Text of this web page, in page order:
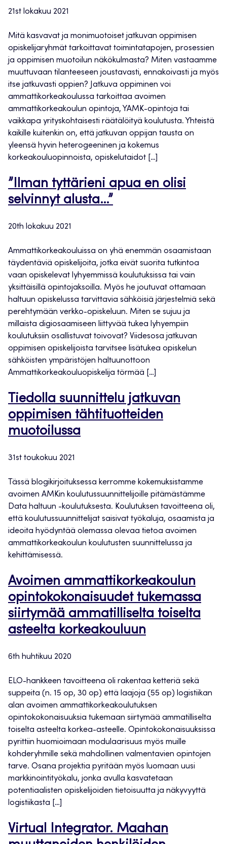
21st lokakuu 2021
Mitä kasvavat ja monimuotoiset jatkuvan oppimisen
opiskelijaryhmät tarkoittavat toimintatapojen, prosessien
ja oppimisen muotoilun näkökulmasta? Miten vastaamme
muuttuvaan tilanteeseen joustavasti, ennakoivasti ja myös
itse jatkuvasti oppien? Jatkuva oppiminen voi
ammattikorkeakoulussa tarkoittaa avoimen
ammattikorkeakoulun opintoja, YAMK-opintoja tai
vaikkapa yrityskohtaisesti räätälöityä koulutusta. Yhteistä
kaikille kuitenkin on, että jatkuvan oppijan tausta on
yleensä hyvin heterogeeninen ja kokemus
korkeakouluopinnoista, opiskelutaidot […]
”Ilman tyttärieni apua en olisi
selvinnyt alusta…”
20th lokakuu 2021
Ammattikorkeakouluissa on yhä enemmän osaamistaan
täydentäviä opiskelijoita, jotka eivät suorita tutkintoa
vaan opiskelevat lyhyemmissä koulutuksissa tai vain
yksittäisillä opintojaksoilla. Myös he joutuvat ottamaan
haltuun opiskelussa tarvittavia sähköisiä järjestelmiä sekä
perehtymään verkko-opiskeluun. Miten se sujuu ja
millaista digiosaamiseen liittyvää tukea lyhyempiin
koulutuksiin osallistuvat toivovat? Viidesosa jatkuvan
oppimisen opiskelijoista tarvitsee lisätukea opiskelun
sähköisten ympäristöjen haltuunottoon
Ammattikorkeakouluopiskelija törmää […]
Tiedolla suunnittelu jatkuvan
oppimisen tähtituotteiden
muotoilussa
31st toukokuu 2021
Tässä blogikirjoituksessa kerromme kokemuksistamme
avoimen AMKin koulutussuunnittelijoille pitämästämme
Data haltuun -koulutuksesta. Koulutuksen tavoitteena oli,
että koulutussuunnittelijat saisivat työkaluja, osaamista ja
ideoita hyödyntää olemassa olevaa tietoa avoimen
ammattikorkeakoulun koulutusten suunnittelussa ja
kehittämisessä.
Avoimen ammattikorkeakoulun
opintokokonaisuudet tukemassa
siirtymää ammatilliselta toiselta
asteelta korkeakouluun
6th huhtikuu 2020
ELO-hankkeen tavoitteena oli rakentaa ketteriä sekä
suppeita (n. 15 op, 30 op) että laajoja (55 op) logistiikan
alan avoimen ammattikorkeakoulutuksen
opintokokonaisuuksia tukemaan siirtymää ammatilliselta
toiselta asteelta korkea-asteelle. Opintokokonaisuuksissa
pyrittiin huomioimaan modulaarisuus myös muille
kohderyhmille sekä mahdollinen valmentavien opintojen
tarve. Osana projektia pyritään myös luomaan uusi
markkinointityökalu, jonka avulla kasvatetaan
potentiaalisten opiskelijoiden tietoisuutta ja näkyvyyttä
logistiikasta […]
Virtual Integrator. Maahan